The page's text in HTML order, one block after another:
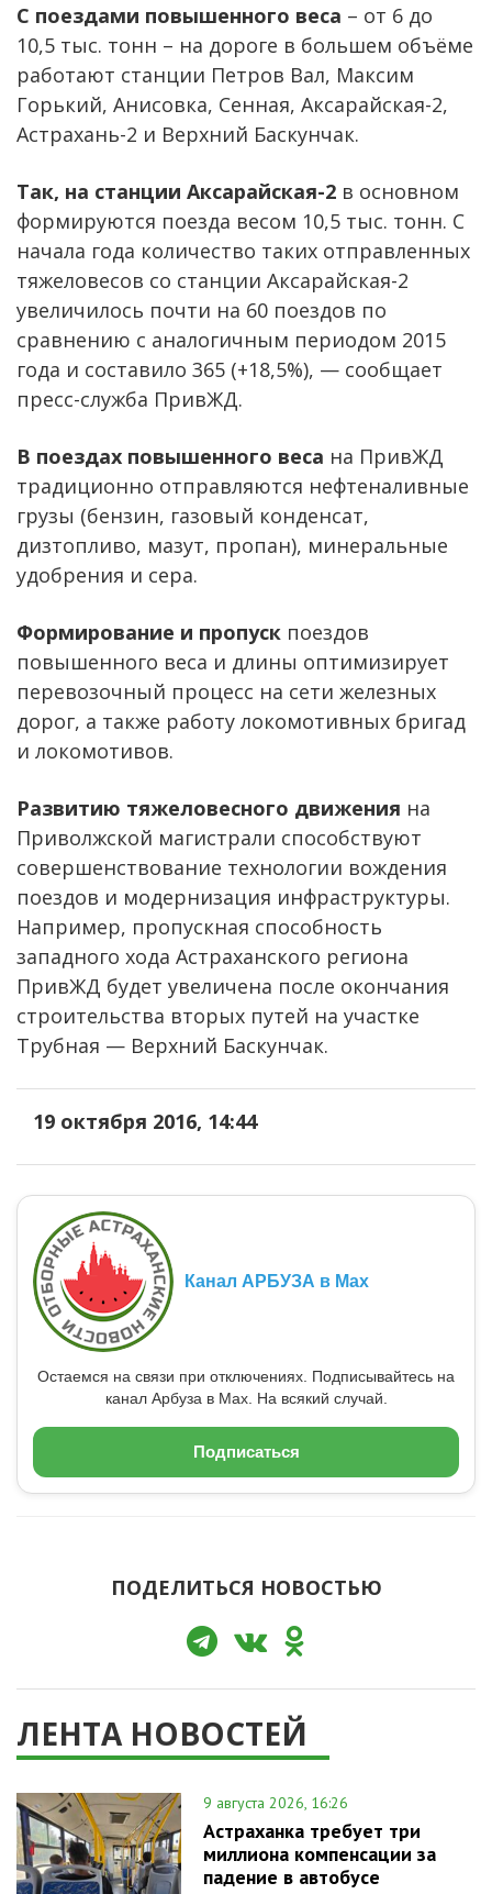
С поездами повышенного веса – от 6 до
10,5 тыс. тонн – на дороге в большем объёме
работают станции Петров Вал, Максим
Горький, Анисовка, Сенная, Аксарайская-2,
Астрахань-2 и Верхний Баскунчак.
Так, на станции Аксарайская-2 в основном
формируются поезда весом 10,5 тыс. тонн. С
начала года количество таких отправленных
тяжеловесов со станции Аксарайская-2
увеличилось почти на 60 поездов по
сравнению с аналогичным периодом 2015
года и составило 365 (+18,5%), — сообщает
пресс-служба ПривЖД.
В поездах повышенного веса на ПривЖД
традиционно отправляются нефтеналивные
грузы (бензин, газовый конденсат,
дизтопливо, мазут, пропан), минеральные
удобрения и сера.
Формирование и пропуск поездов
повышенного веса и длины оптимизирует
перевозочный процесс на сети железных
дорог, а также работу локомотивных бригад
и локомотивов.
Развитию тяжеловесного движения на
Приволжской магистрали способствуют
совершенствование технологии вождения
поездов и модернизация инфраструктуры.
Например, пропускная способность
западного хода Астраханского региона
ПривЖД будет увеличена после окончания
строительства вторых путей на участке
Трубная — Верхний Баскунчак.
19 октября 2016, 14:44
Канал АРБУЗА в Max
Остаемся на связи при отключениях. Подписывайтесь на
канал Арбуза в Max. На всякий случай.
Подписаться
ПОДЕЛИТЬСЯ НОВОСТЬЮ
ЛЕНТА НОВОСТЕЙ
9 августа 2026, 16:26
Астраханка требует три
миллиона компенсации за
падение в автобусе